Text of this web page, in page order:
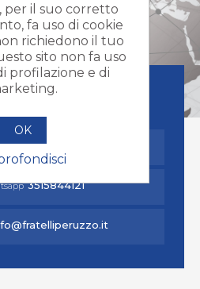
PREVENTIVO
DI AIUTO?
049 8070237
3515844121
per il suo corretto
fa uso di cookie
richiedono il tuo
sito non fa uso
profilazione e di
OK